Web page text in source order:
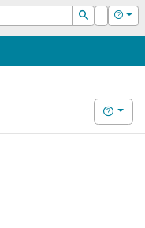
Suchen
Login Hilfe
Hilfe